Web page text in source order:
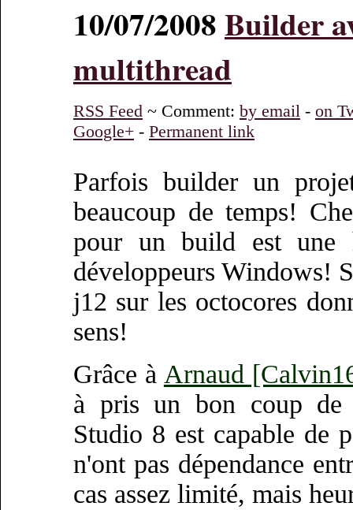
10/07/2008Builder
multithread
RSS Feed ~ Comment: by email - on
Google+ - Permanent link
Parfois builder un
beaucoup de temps!
pour un build est une
développeurs Windows!
j12 sur les octocores
sens!
Grâce à Arnaud
à pris un bon coup de
Studio 8 est capable de
n'ont pas dépendance
cas assez limité, mais